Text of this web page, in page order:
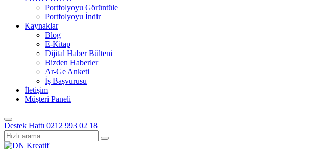
Portfolyoyu Görüntüle
Portfolyoyu İndir
Kaynaklar
Blog
E-Kitap
Dijital Haber Bülteni
Bizden Haberler
Ar-Ge Anketi
İş Başvurusu
İletişim
Müşteri Paneli
Destek Hattı 0212 993 02 18